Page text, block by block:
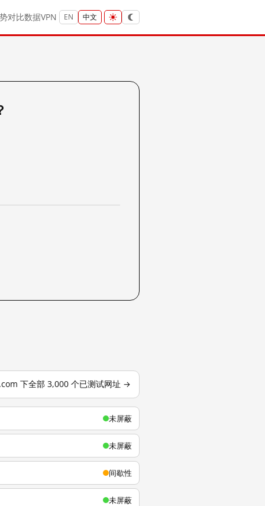
对比数据VPN EN 中文
下全部 3,000 个已测试网址 →
未屏蔽
未屏蔽
间歇性
未屏蔽